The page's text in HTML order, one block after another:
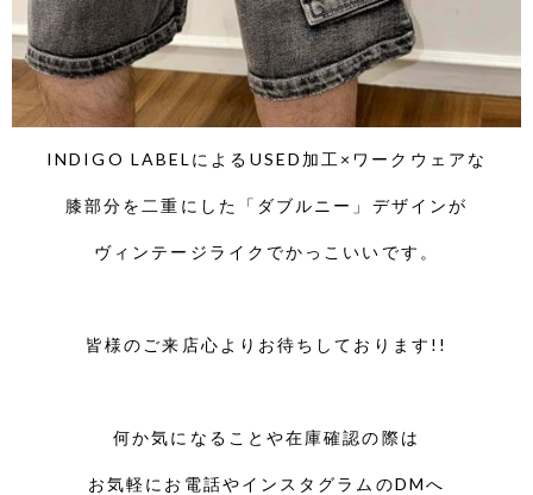
INDIGO LABELによるUSED加工×ワークウェアな
膝部分を二重にした「ダブルニー」デザインが
ヴィンテージライクでかっこいいです。
皆様のご来店心よりお待ちしております!!
何か気になることや在庫確認の際は
お気軽にお電話やインスタグラムのDMへ